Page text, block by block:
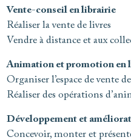
Vente-conseil en librairie
Réaliser la vente de livres
Vendre à distance et aux
Animation et promotion en
Organiser l’espace de vente
Réaliser des opérations
Développement et
Concevoir, monter et